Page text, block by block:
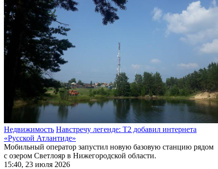
Недвижимость Навстречу легенде: Т2 добавил интернета
«Русской Атлантиде»
Мобильный оператор запустил новую базовую станцию рядом
с озером Светлояр в Нижегородской области.
15:40, 23 июля 2026